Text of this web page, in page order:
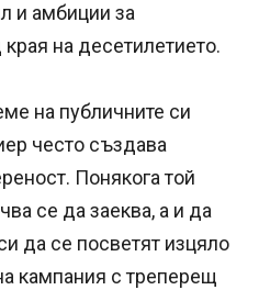
и амбиции за
на десетилетието.
на публичните си
често създава
Понякога той
се да заеква, а и да
да се посветят изцяло
кампания с треперещ